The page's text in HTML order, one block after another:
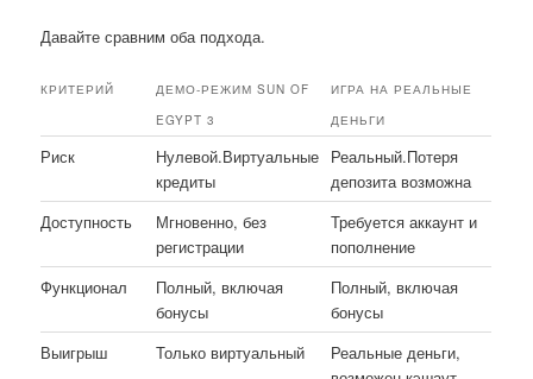
Давайте сравним оба подхода.
КРИТЕРИЙ
ДЕМО-РЕЖИМ SUN OF
EGYPT 3
ИГРА НА РЕАЛЬНЫЕ
ДЕНЬГИ
Риск
Нулевой.Виртуальные
кредиты
Реальный.Потеря
депозита возможна
Доступность
Мгновенно, без
регистрации
Требуется аккаунт и
пополнение
Функционал
Полный, включая
бонусы
Полный, включая
бонусы
Выигрыш
Только виртуальный
Реальные деньги,